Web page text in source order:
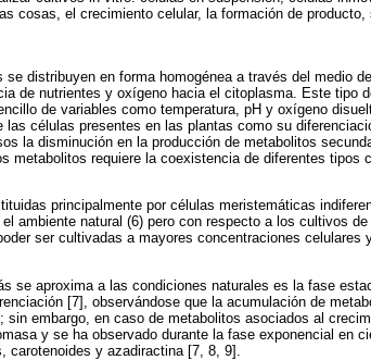
cosas, el crecimiento celular, la formación de
distribuyen en forma homogénea a través del medio
de nutrientes y oxígeno hacia el citoplasma. Este tipo
de variables como temperatura, pH y oxígeno
células presentes en las plantas como su
la disminución en la producción de metabolitos
metabolitos requiere la coexistencia de diferentes tipos
principalmente por células meristemáticas
ambiente natural (6) pero con respecto a los cultivos
ser cultivadas a mayores concentraciones celulares
se aproxima a las condiciones naturales es la fase
[7], observándose que la acumulación de
sin embargo, en caso de metabolitos asociados al
y se ha observado durante la fase exponencial en
y azadiractina [7, 8, 9].